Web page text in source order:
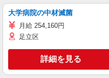
大学病院の中材滅菌
月給 254,160円
足立区
詳細を見る